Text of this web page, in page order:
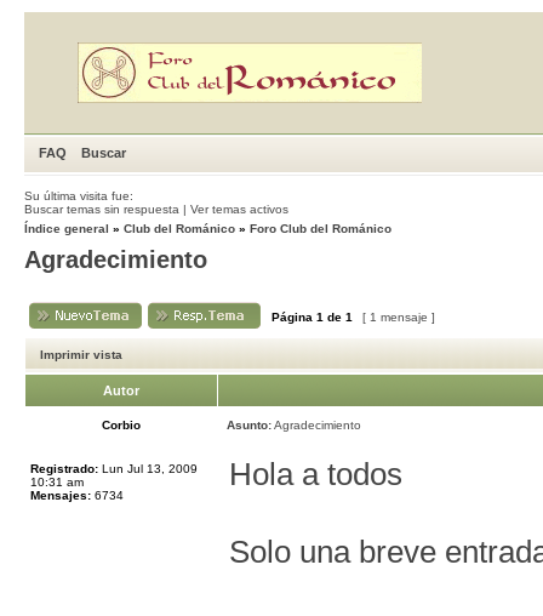
FAQ Buscar
Su última visita fue:
Buscar temas sin respuesta | Ver temas activos
Índice general » Club del Románico » Foro Club del Románico
Agradecimiento
Página 1 de 1 [ 1 mensaje ]
Imprimir vista
Autor
Corbio Asunto:Agradecimiento
Registrado: Lun Jul 13, 2009
10:31 am
Mensajes: 6734
Hola a todos
Solo una breve